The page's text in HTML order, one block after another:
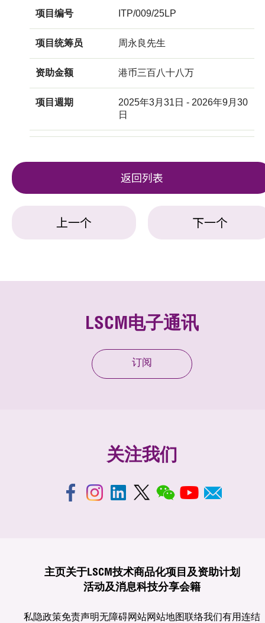
项目编号 ITP/009/25LP
项目统筹员 周永良先生
资助金额 港币三百八十八万
项目週期
2025年3月31日 - 2026年9月30
日
返回列表
上一个 下一个
LSCM电子通讯
订阅
关注我们
主页关于LSCM技术商品化项目及资助计划
活动及消息科技分享会籍
私隐政策免责声明无障碍网站网站地图联络我们有用连结